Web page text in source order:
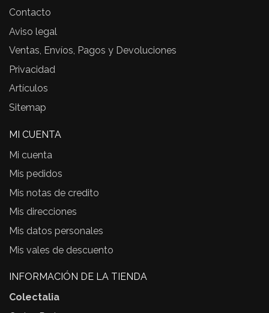
Contacto
Aviso legal
Ventas, Envíos, Pagos y Devoluciones
Privacidad
Artículos
Sitemap
MI CUENTA
Mi cuenta
Mis pedidos
Mis notas de credito
Mis direcciones
Mis datos personales
Mis vales de descuento
INFORMACIÓN DE LA TIENDA
Colectalia